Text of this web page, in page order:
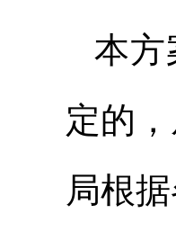
本方
定的
局根